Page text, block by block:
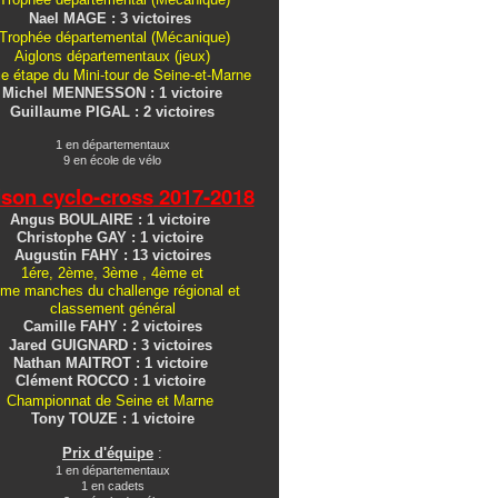
Nael MAGE : 3 victoires
Trophée départemental (Mécanique)
Aiglons départementaux (jeux)
étape du Mini-tour de Seine-et-Marne
Michel MENNESSON : 1 victoire
Guillaume PIGAL : 2 victoires
1 en départementaux
9 en école de vélo
cyclo-cross2017-2018
Angus BOULAIRE : 1 victoire
Christophe GAY : 1 victoire
Augustin FAHY : 13 victoires
1ére, 2ème, 3ème , 4ème et
manches du challenge régional et
classement général
Camille FAHY : 2 victoires
Jared GUIGNARD : 3 victoires
Nathan MAITROT : 1 victoire
Clément ROCCO : 1 victoire
Championnat de Seine et Marne
Tony TOUZE : 1 victoire
Prix d'équipe :
1 en départementaux
1 en cadets